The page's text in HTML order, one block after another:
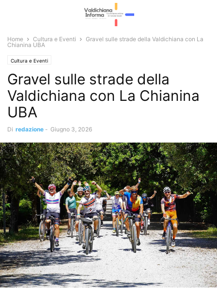
Home Cultura e Eventi
Gravel sulle strade della Valdichiana con La
Chianina UBA
Cultura e Eventi
Gravel sulle strade della
Valdichiana con La Chianina
UBA
Di redazione - Giugno 3, 2026